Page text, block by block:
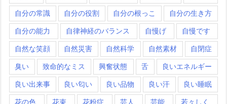
自分の常識 自分の役割 自分の根っこ 自分の生き方
自分の能力 自律神経のバランス 自慢げ 自慢です
自然な笑顔 自然災害 自然科学 自然素材 自閉症
臭い 致命的なミス 興奮状態 舌 良いエネルギー
良い出来事 良い匂い 良い品物 良い汗 良い睡眠
花の色 花束 花粉症 芸人 芸能 若々しく